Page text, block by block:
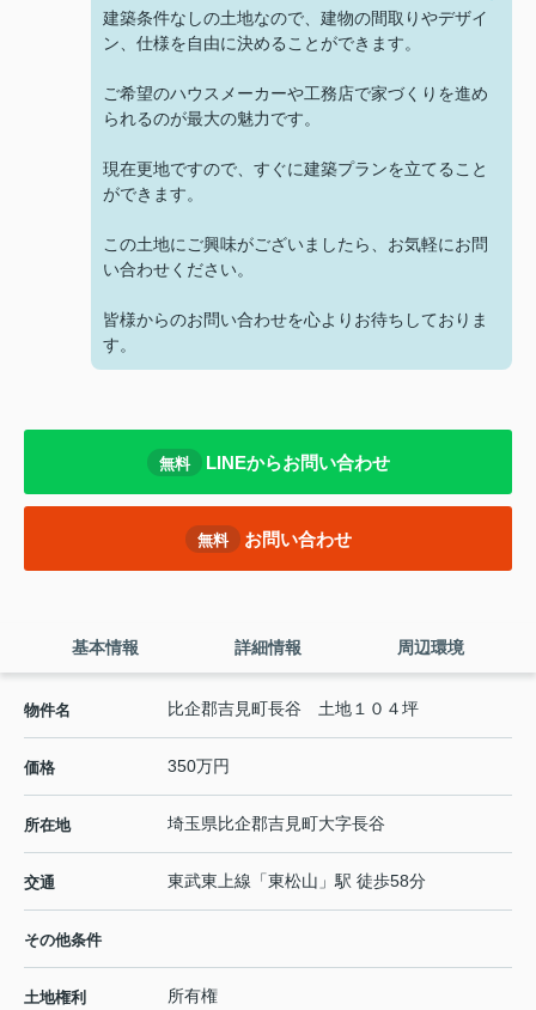
建築条件なしの土地なので、建物の間取りやデザイ
ン、仕様を自由に決めることができます。
ご希望のハウスメーカーや工務店で家づくりを進め
られるのが最大の魅力です。
現在更地ですので、すぐに建築プランを立てること
ができます。
この土地にご興味がございましたら、お気軽にお問
い合わせください。
皆様からのお問い合わせを心よりお待ちしておりま
す。
無料 LINEからお問い合わせ
無料 お問い合わせ
基本情報 詳細情報 周辺環境
物件名 比企郡吉見町長谷 土地１０４坪
価格 350万円
所在地 埼玉県比企郡吉見町大字長谷
交通 東武東上線 「東松山 」駅 徒歩58分
その他条件
土地権利 所有権